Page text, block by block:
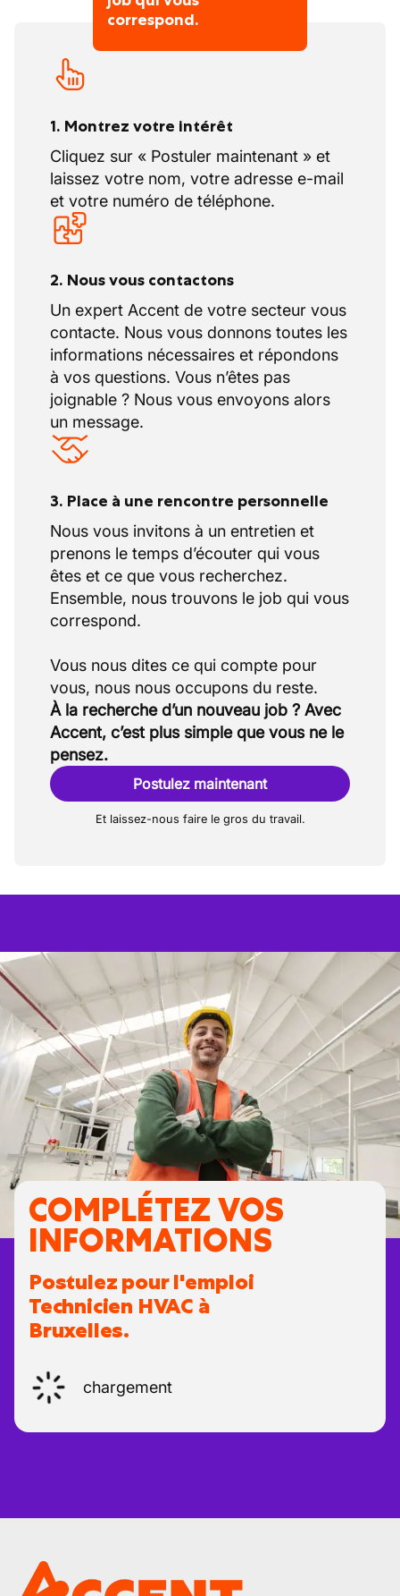
correspond.
1. Montrez votre intérêt
Cliquez sur « Postuler maintenant » et
laissez votre nom, votre adresse e-mail
et votre numéro de téléphone.
2. Nous vous contactons
Un expert Accent de votre secteur vous
contacte. Nous vous donnons toutes les
informations nécessaires et répondons
à vos questions. Vous n’êtes pas
joignable ? Nous vous envoyons alors
un message.
3. Place à une rencontre personnelle
Nous vous invitons à un entretien et
prenons le temps d’écouter qui vous
êtes et ce que vous recherchez.
Ensemble, nous trouvons le job qui vous
correspond.
Vous nous dites ce qui compte pour
À la recherche d’un nouveau job ? Avec
Accent, c’est plus simple que vous ne le
pensez.
Postulez maintenant
Et laissez-nous faire le gros du travail.
COMPLÉTEZ VOS
INFORMATIONS
Postulez pour l'emploi
Technicien HVAC à
Bruxelles.
chargement